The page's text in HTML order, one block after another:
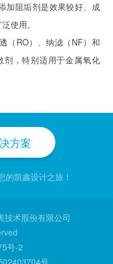
加阻垢剂是效果较好、成
使用。
（RO）、纳滤（NF）和
剂，特别适用于金属氧化
方案
的凯鑫设计之旅！
术股份有限公司
号-2